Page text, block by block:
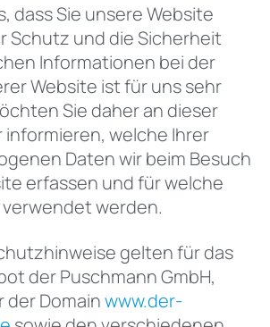
dass Sie unsere Website
Schutz und die Sicherheit
Informationen bei der
Website ist für uns sehr
Sie daher an dieser
welche Ihrer
Daten wir beim Besuch
erfassen und für welche
werden.
gelten für das
der Puschmann GmbH,
Domainwww.der-